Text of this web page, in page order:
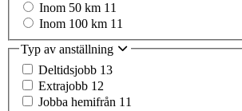
Inom 50 km 11
Inom 100 km 11
Typ av anställning
Deltidsjobb 13
Extrajobb 12
Jobba hemifrån 11